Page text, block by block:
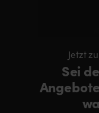
Jetzt
Sei